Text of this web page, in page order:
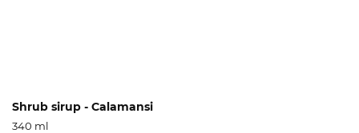
Shrub sirup - Calamansi
340 ml